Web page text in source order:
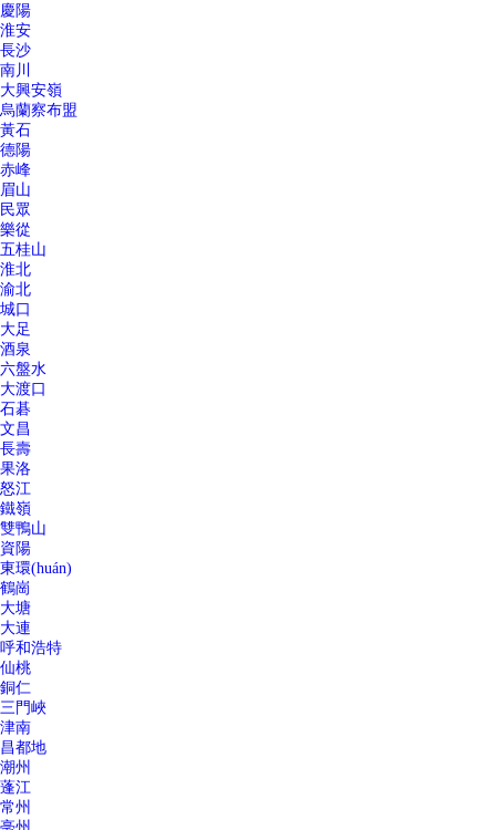
慶陽
淮安
長沙
南川
大興安嶺
烏蘭察布盟
黃石
德陽
赤峰
眉山
民眾
樂從
五桂山
淮北
渝北
城口
大足
酒泉
六盤水
大渡口
石碁
文昌
長壽
果洛
怒江
鐵嶺
雙鴨山
資陽
東環(huán)
鶴崗
大塘
大連
呼和浩特
仙桃
銅仁
三門峽
津南
昌都地
潮州
蓬江
常州